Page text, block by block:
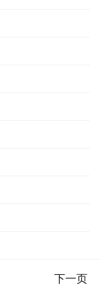
下一页